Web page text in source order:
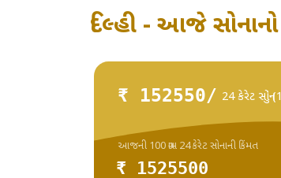
દિલ્હી - આજે
₹ 152550/ 24 કેરેટ સોનું
₹ 1525500
આજની 100 ગ્રામ 24 કેરેટ સોનાની કિંમત